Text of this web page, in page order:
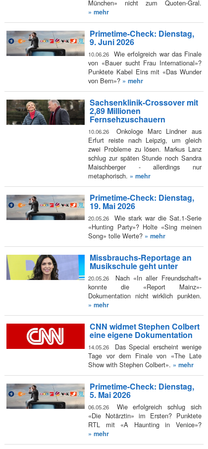
München» nicht zum Quoten-Gral.
» mehr
Primetime-Check: Dienstag,
9. Juni 2026
10.06.26
Wie erfolgreich war das Finale
von «Bauer sucht Frau International»?
Punktete Kabel Eins mit «Das Wunder
von Bern»? » mehr
Sachsenklinik-Crossover mit
2,89 Millionen
Fernsehzuschauern
10.06.26
Onkologe Marc Lindner aus
Erfurt reiste nach Leipzig, um gleich
zwei Probleme zu lösen. Markus Lanz
schlug zur späten Stunde noch Sandra
Maischberger - allerdings nur
metaphorisch. » mehr
Primetime-Check: Dienstag,
19. Mai 2026
20.05.26
Wie stark war die Sat.1-Serie
«Hunting Party»? Holte «Sing meinen
Song» tolle Werte? » mehr
Missbrauchs-Reportage an
Musikschule geht unter
20.05.26
Nach «In aller Freundschaft»
konnte die «Report Mainz»-
Dokumentation nicht wirklich punkten.
» mehr
CNN widmet Stephen Colbert
eine eigene Dokumentation
14.05.26
Das Special erscheint wenige
Tage vor dem Finale von «The Late
Show with Stephen Colbert». » mehr
Primetime-Check: Dienstag,
5. Mai 2026
06.05.26
Wie erfolgreich schlug sich
«Die Notärztin» im Ersten? Punktete
RTL mit «A Haunting in Venice»?
» mehr